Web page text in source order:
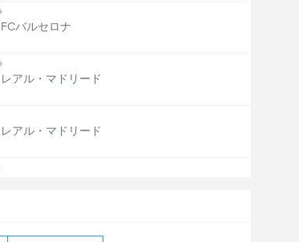
FCバルセロナ
レアル・マドリード
レアル・マドリード